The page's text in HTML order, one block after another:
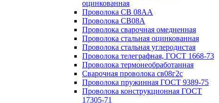
оцинкованная
Проволока СВ 08АА
Проволока СВ08А
Проволока сварочная омедненная
Проволока стальная оцинкованная
Проволока стальная углеродистая
Проволока телеграфная, ГОСТ 1668-73
Проволока термонеобработанная
Сварочная проволока св08г2с
Проволока пружинная ГОСТ 9389-75
Проволока конструкционная ГОСТ
17305-71